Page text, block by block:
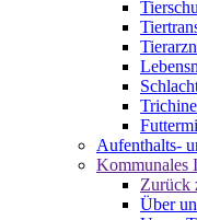
Aufenthalts-
Kommunales
Zurück
Über